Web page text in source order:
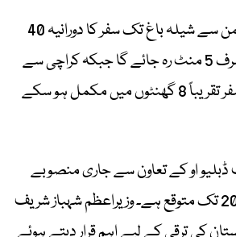
اس ٹنل کے باعث چمن سے شیلہ باغ تک سفر کا دورانیہ 40
منٹ سے کم ہو کر صرف 5 منٹ رہ جائے گا جبکہ کراچی سے
چمن تک مجموعی سفر تقریباً 8 گھنٹوں میں مکمل ہو سکے
ڈبلیو او کے تعاون سے جاری منصوبے
کی تکمیل اکتوبر 2027 تک متوقع ہے۔ وزیراعظم شہباز شریف
کی ترقی کے لیے اہم قرار دیتے ہوئے